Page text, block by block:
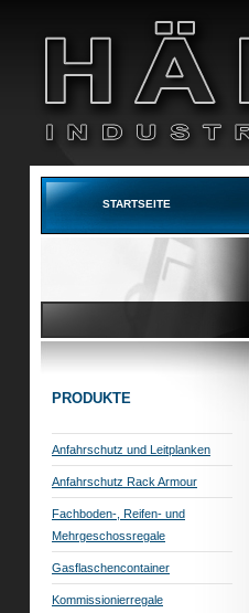
STARTSEITE
PRODUKTE
Anfahrschutz und Leitplanken
Anfahrschutz Rack Armour
Fachboden-, Reifen- und
Mehrgeschossregale
Gasflaschencontainer
Kommissionierregale